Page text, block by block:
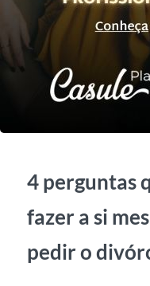
4 perguntas
fazer a si
pedir o